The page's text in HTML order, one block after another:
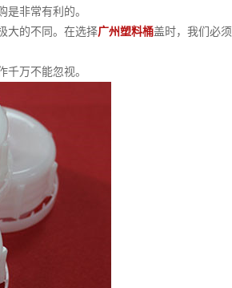
非常有利的。
大的不同。在选择广州塑料桶盖时，我们必须
千万不能忽视。